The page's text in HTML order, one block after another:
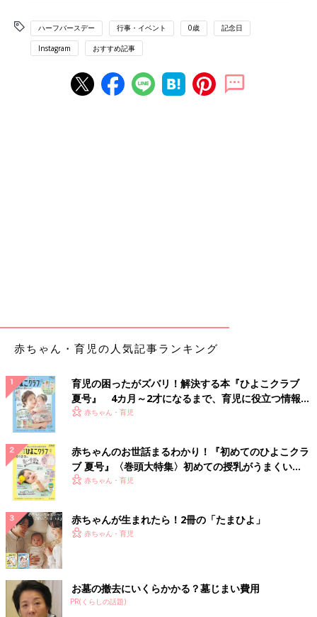
ハーフバースデー 行事・イベント 0歳 記念日
Instagram おすすめ記事
赤ちゃん・育児の人気記事ランキング
育児の困ったがズバリ！解決する本『ひよこクラブ
夏号』 4カ月～2才になるまで、育児に役立つ情報が
いっぱい！
赤ちゃん・育児
赤ちゃんのお世話まるわかり！『初めてのひよこクラ
ブ 夏号』〈巻頭大特集〉初めての授乳がうまくい
く！ おっぱい・ミルクの基本と夏のトラブル 解決テ
赤ちゃん・育児
赤ちゃんが生まれたら！2冊の「たまひよ」
赤ちゃん・育児
お墓の撤去にいくらかかる？墓じまい費用
PR(くらしの話題)